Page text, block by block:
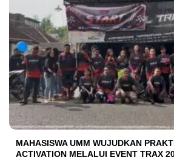
MAHASISWA UMM WUJUDKAN
ACTIVATION MELALUI EVENT TRAX